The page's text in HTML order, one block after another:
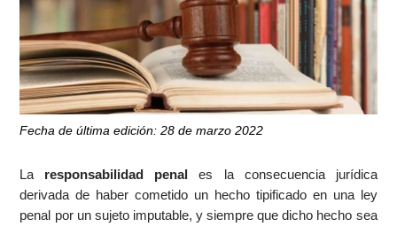
Fecha de última edición: 28 de marzo 2022
La responsabilidad penal es la consecuencia jurídica
derivada de haber cometido un hecho tipificado en una ley
penal por un sujeto imputable, y siempre que dicho hecho sea